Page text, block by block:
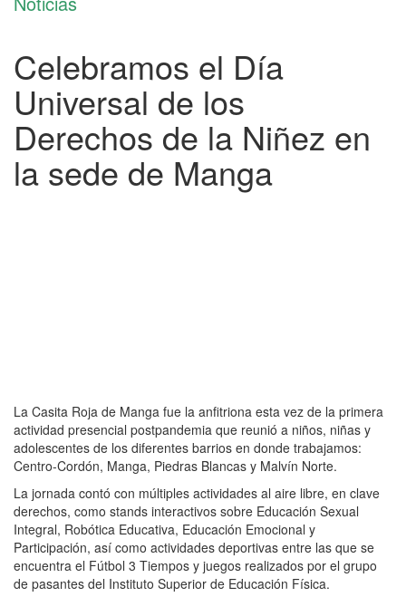
Celebramos el Día
Universal de los
Derechos de la Niñez en
la sede de Manga
La Casita Roja de Manga fue la anfitriona esta vez de la primera
actividad presencial postpandemia que reunió a niños, niñas y
adolescentes de los diferentes barrios en donde trabajamos:
Centro-Cordón, Manga, Piedras Blancas y Malvín Norte.
La jornada contó con múltiples actividades al aire libre, en clave
derechos, como stands interactivos sobre Educación Sexual
Integral, Robótica Educativa, Educación Emocional y
Participación, así como actividades deportivas entre las que se
encuentra el Fútbol 3 Tiempos y juegos realizados por el grupo
de pasantes del Instituto Superior de Educación Física.